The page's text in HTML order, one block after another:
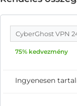
CyberGhost VPN
75% kedvezmény
Ingyenesen